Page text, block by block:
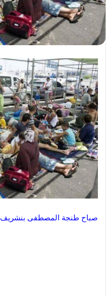
صباح طنجة المصطفى بنشريف